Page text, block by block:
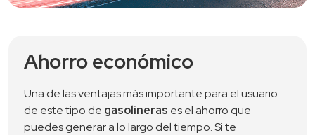
Ahorro económico
Una de las ventajas más importante para el usuario
de este tipo de gasolineras es el ahorro que
puedes generar a lo largo del tiempo. Si te